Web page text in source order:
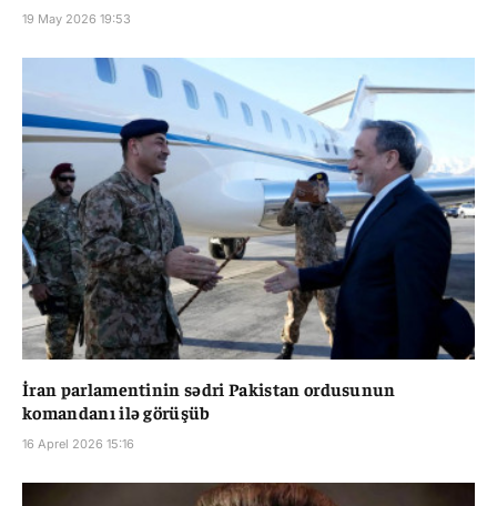
19 May 2026 19:53
İran parlamentinin sədri Pakistan ordusunun
komandanı ilə görüşüb
16 Aprel 2026 15:16